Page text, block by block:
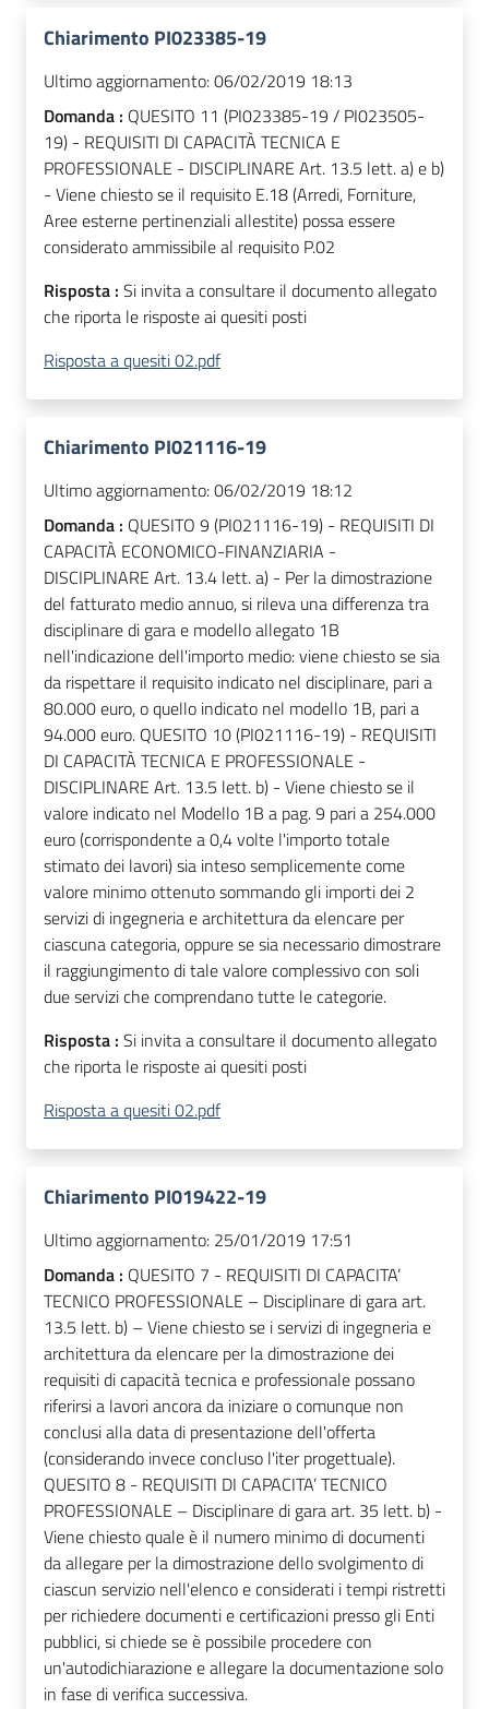
Chiarimento PI023385-19
Ultimo aggiornamento:06/02/2019 18:13
Domanda : QUESITO 11 (PI023385-19 / PI023505-
19) - REQUISITI DI CAPACITÀ TECNICA E
PROFESSIONALE - DISCIPLINARE Art. 13.5 lett. a) e b)
- Viene chiesto se il requisito E.18 (Arredi, Forniture,
Aree esterne pertinenziali allestite) possa essere
considerato ammissibile al requisito P.02
Risposta : Si invita a consultare il documento allegato
che riporta le risposte ai quesiti posti
Risposta a quesiti 02.pdf
Chiarimento PI021116-19
Ultimo aggiornamento:06/02/2019 18:12
Domanda : QUESITO 9 (PI021116-19) - REQUISITI DI
CAPACITÀ ECONOMICO-FINANZIARIA -
DISCIPLINARE Art. 13.4 lett. a) - Per la dimostrazione
del fatturato medio annuo, si rileva una differenza tra
disciplinare di gara e modello allegato 1B
nell'indicazione dell'importo medio: viene chiesto se sia
da rispettare il requisito indicato nel disciplinare, pari a
80.000 euro, o quello indicato nel modello 1B, pari a
94.000 euro. QUESITO 10 (PI021116-19) - REQUISITI
DI CAPACITÀ TECNICA E PROFESSIONALE -
DISCIPLINARE Art. 13.5 lett. b) - Viene chiesto se il
valore indicato nel Modello 1B a pag. 9 pari a 254.000
euro (corrispondente a 0,4 volte l'importo totale
stimato dei lavori) sia inteso semplicemente come
valore minimo ottenuto sommando gli importi dei 2
servizi di ingegneria e architettura da elencare per
ciascuna categoria, oppure se sia necessario dimostrare
il raggiungimento di tale valore complessivo con soli
due servizi che comprendano tutte le categorie.
Risposta : Si invita a consultare il documento allegato
che riporta le risposte ai quesiti posti
Risposta a quesiti 02.pdf
Chiarimento PI019422-19
Ultimo aggiornamento: 25/01/2019 17:51
Domanda : QUESITO 7 - REQUISITI DI CAPACITA’
TECNICO PROFESSIONALE – Disciplinare di gara art.
13.5 lett. b) – Viene chiesto se i servizi di ingegneria e
architettura da elencare per la dimostrazione dei
requisiti di capacità tecnica e professionale possano
riferirsi a lavori ancora da iniziare o comunque non
conclusi alla data di presentazione dell'offerta
(considerando invece concluso l'iter progettuale).
QUESITO 8 - REQUISITI DI CAPACITA’ TECNICO
PROFESSIONALE – Disciplinare di gara art. 35 lett. b) -
Viene chiesto quale è il numero minimo di documenti
da allegare per la dimostrazione dello svolgimento di
ciascun servizio nell'elenco e considerati i tempi ristretti
per richiedere documenti e certificazioni presso gli Enti
pubblici, si chiede se è possibile procedere con
un'autodichiarazione e allegare la documentazione solo
in fase di verifica successiva.